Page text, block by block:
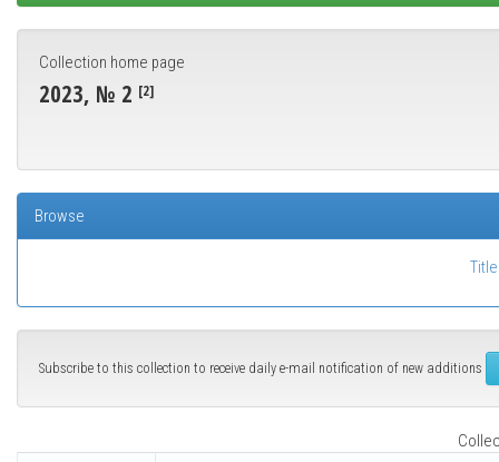
Collection home page
2023, № 2 [2]
Browse
Title
Subscribe to this collection to receive daily e-mail notification of new additions